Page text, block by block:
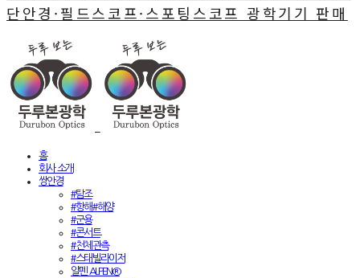
단안경·필드스코프·스포팅스코프 광학기기 판매
홈
회사 소개
쌍안경
#탐조
#항해#해양
#군용
#콘서트
#천체관측
#스태빌라이저
알펜 ALPEN®